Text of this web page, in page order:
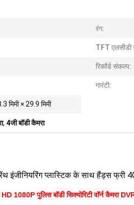
रंग:
TFT एलसीडी
रिकॉर्ड संकल्प:
गारंटी:
मिमी × 29.9 मिमी
, 4जी बॉडी कैमरा
इंजीनियरिंग प्लास्टिक के साथ हैंड्स फ्री 4G
1080P पुलिस बॉडी सिक्योरिटी वॉर्न कैमरा